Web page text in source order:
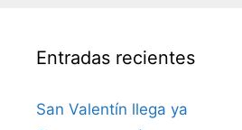
Entradas recientes
San Valentín llega ya